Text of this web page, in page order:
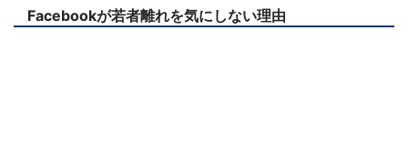
Facebookが若者離れを気にしない理由